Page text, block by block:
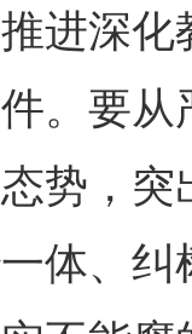
进深
。要
势，
体、